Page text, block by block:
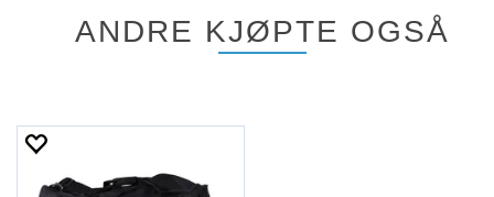
ANDRE KJØPTE OGSÅ